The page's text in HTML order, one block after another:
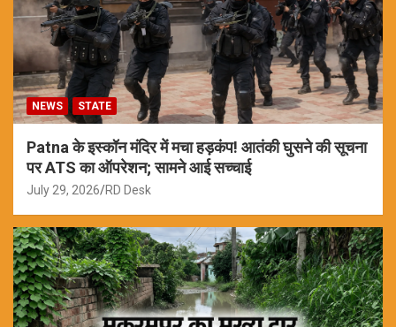
NEWS STATE
Patna के इस्कॉन मंदिर में मचा हड़कंप! आतंकी घुसने की सूचना
पर ATS का ऑपरेशन; सामने आई सच्चाई
July 29, 2026 RD Desk